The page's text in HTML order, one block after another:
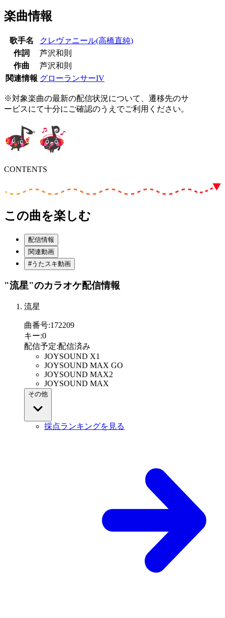
楽曲情報
歌手名
クレヴァニール(高橋直純)
作詞
芦沢和則
作曲
芦沢和則
関連情報 グローランサーIV
※対象楽曲の最新の配信状況について、遷移先のサ
ービスにて十分にご確認のうえでご利用ください。
CONTENTS
この曲を楽しむ
配信情報
関連動画
#うたスキ動画
"流星"のカラオケ配信情報
流星
曲番号:172209
キー:0
配信予定:配信済み
JOYSOUND X1
JOYSOUND MAX GO
JOYSOUND MAX2
JOYSOUND MAX
その他
採点ランキングを見る